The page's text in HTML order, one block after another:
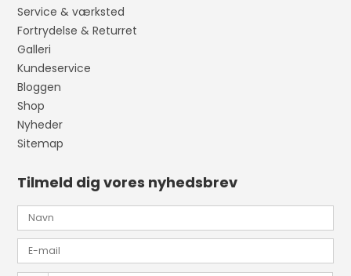
Service & værksted
Fortrydelse & Returret
Galleri
Kundeservice
Bloggen
Shop
Nyheder
Sitemap
Tilmeld dig vores nyhedsbrev